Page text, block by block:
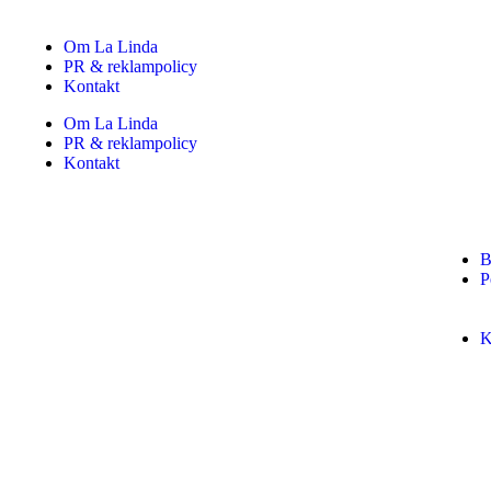
Om La Linda
PR & reklampolicy
Kontakt
Om La Linda
PR & reklampolicy
Kontakt